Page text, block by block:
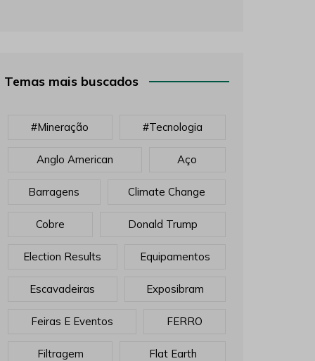
Temas mais buscados
#mineração #tecnologia
Anglo American Aço
Barragens Climate Change
Cobre Donald Trump
Election Results Equipamentos
Escavadeiras Exposibram
Feiras E Eventos FERRO
Filtragem Flat Earth